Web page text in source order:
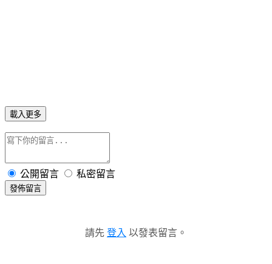
載入更多
公開留言 私密留言
發佈留言
請先 登入 以發表留言。